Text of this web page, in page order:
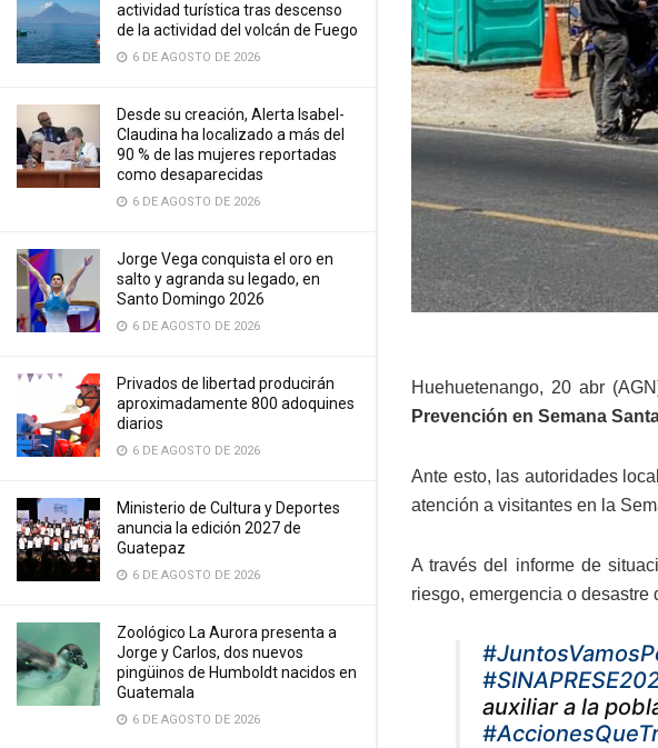
actividad turística tras descenso
de la actividad del volcán de Fuego
6 DE AGOSTO DE 2026
Desde su creación, Alerta Isabel-
Claudina ha localizado a más del
90 % de las mujeres reportadas
como desaparecidas
6 DE AGOSTO DE 2026
Jorge Vega conquista el oro en
salto y agranda su legado, en
Santo Domingo 2026
6 DE AGOSTO DE 2026
Privados de libertad producirán
aproximadamente 800 adoquines
diarios
6 DE AGOSTO DE 2026
Ministerio de Cultura y Deportes
anuncia la edición 2027 de
Guatepaz
6 DE AGOSTO DE 2026
Zoológico La Aurora presenta a
Jorge y Carlos, dos nuevos
pingüinos de Humboldt nacidos en
Guatemala
6 DE AGOSTO DE 2026
Huehuetenango, 20 abr
Prevención en Semana
Ante esto, las autoridades
atención a visitantes en la
A través del informe de
riesgo, emergencia o
auxiliar a la